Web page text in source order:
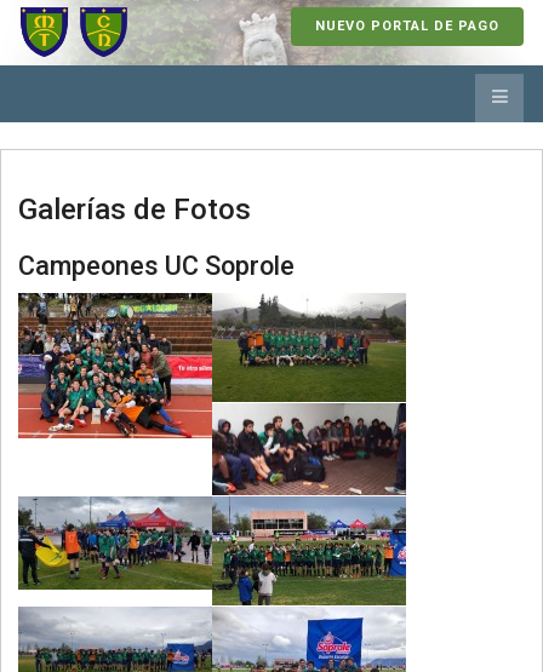
NUEVO PORTAL DE PAGO
Galerías de Fotos
Campeones UC Soprole